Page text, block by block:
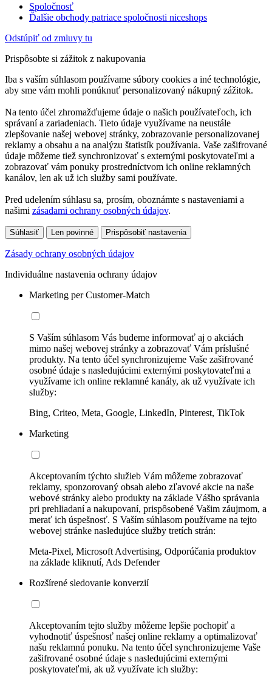
Spoločnosť
Ďalšie obchody patriace spoločnosti niceshops
Odstúpiť od zmluvy tu
Prispôsobte si zážitok z nakupovania
Iba s vaším súhlasom používame súbory cookies a iné technológie,
aby sme vám mohli ponúknuť personalizovaný nákupný zážitok.
Na tento účel zhromažďujeme údaje o našich používateľoch, ich
správaní a zariadeniach. Tieto údaje využívame na neustále
zlepšovanie našej webovej stránky, zobrazovanie personalizovanej
reklamy a obsahu a na analýzu štatistík používania. Vaše zašifrované
údaje môžeme tiež synchronizovať s externými poskytovateľmi a
zobrazovať vám ponuky prostredníctvom ich online reklamných
kanálov, len ak už ich služby sami používate.
Pred udelením súhlasu sa, prosím, oboznámte s nastaveniami a
našimi zásadami ochrany osobných údajov.
Súhlasiť Len povinné Prispôsobiť nastavenia
Zásady ochrany osobných údajov
Individuálne nastavenia ochrany údajov
Marketing per Customer-Match
S Vaším súhlasom Vás budeme informovať aj o akciách
mimo našej webovej stránky a zobrazovať Vám príslušné
produkty. Na tento účel synchronizujeme Vaše zašifrované
osobné údaje s nasledujúcimi externými poskytovateľmi a
využívame ich online reklamné kanály, ak už využívate ich
služby:
Bing, Criteo, Meta, Google, LinkedIn, Pinterest, TikTok
Marketing
Akceptovaním týchto služieb Vám môžeme zobrazovať
reklamy, sponzorovaný obsah alebo zľavové akcie na naše
webové stránky alebo produkty na základe Vášho správania
pri prehliadaní a nakupovaní, prispôsobené Vašim záujmom, a
merať ich úspešnosť. S Vaším súhlasom používame na tejto
webovej stránke nasledujúce služby tretích strán:
Meta-Pixel, Microsoft Advertising, Odporúčania produktov
na základe kliknutí, Ads Defender
Rozšírené sledovanie konverzií
Akceptovaním tejto služby môžeme lepšie pochopiť a
vyhodnotiť úspešnosť našej online reklamy a optimalizovať
našu reklamnú ponuku. Na tento účel synchronizujeme Vaše
zašifrované osobné údaje s nasledujúcimi externými
poskytovateľmi, ak už využívate ich služby: